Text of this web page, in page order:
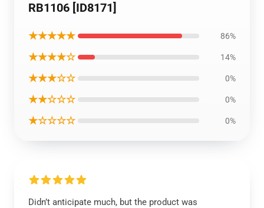
RB1106 [ID8171]
★★★★★ 86%
★★★★☆ 14%
★★★☆☆ 0%
★★☆☆☆ 0%
★☆☆☆☆ 0%
Didn’t anticipate much, but the product was